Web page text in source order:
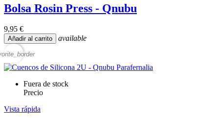
Bolsa Rosin Press - Qnubu
9,95 €
Añadir al carrito available
Fuera de stock
Precio
Vista rápida